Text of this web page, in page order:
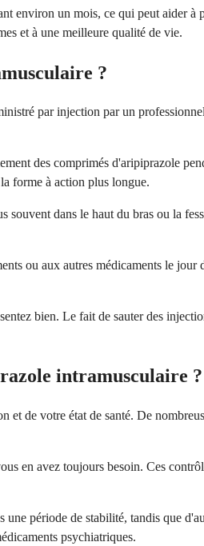
environ un mois, ce qui peut aider
et à une meilleure qualité de vie.
?
par injection par un
des comprimés d'aripiprazole
forme à action plus longue.
dans le haut du bras ou la
ou aux autres médicaments le
bien. Le fait de sauter des
intramusculaire ?
de votre état de santé. De
en avez toujours besoin. Ces
période de stabilité, tandis que
psychiatriques.